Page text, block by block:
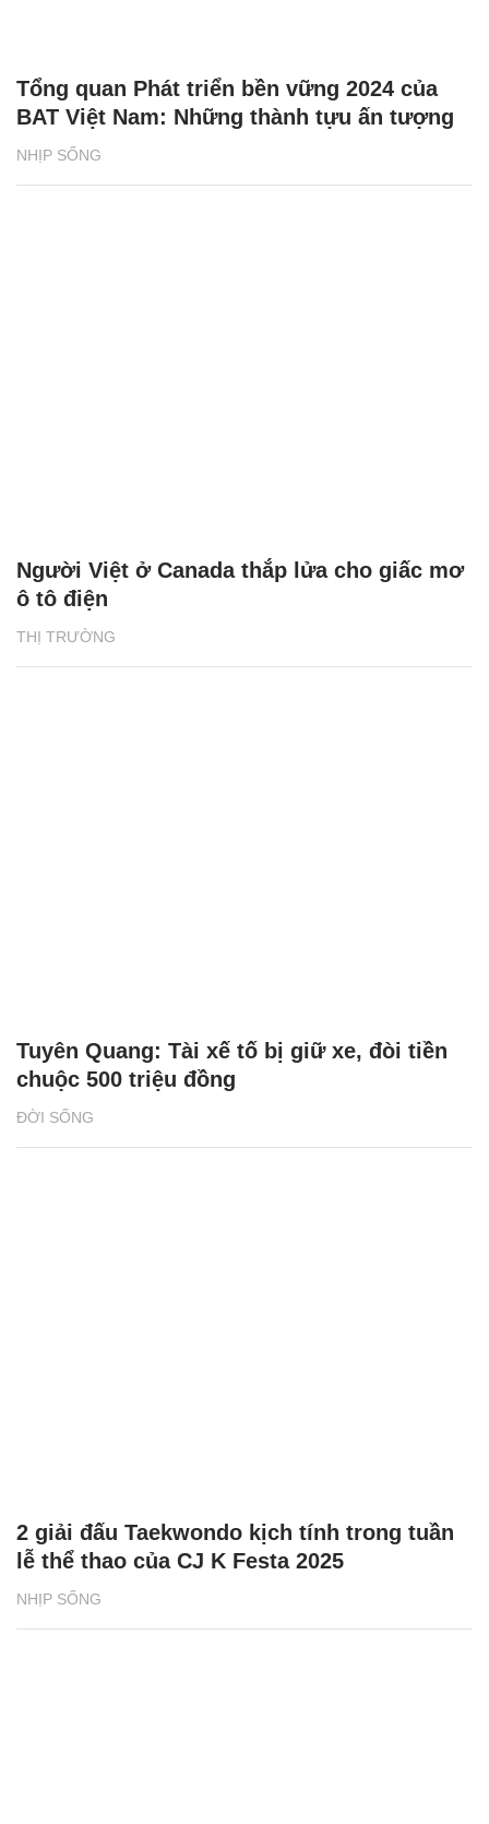
NHỊP SỐNG
Tổng quan Phát triển bền vững 2024 của
BAT Việt Nam: Những thành tựu ấn tượng
THỊ TRƯỜNG
Người Việt ở Canada thắp lửa cho giấc mơ
ô tô điện
ĐỜI SỐNG
Tuyên Quang: Tài xế tố bị giữ xe, đòi tiền
chuộc 500 triệu đồng
NHỊP SỐNG
2 giải đấu Taekwondo kịch tính trong tuần
lễ thể thao của CJ K Festa 2025